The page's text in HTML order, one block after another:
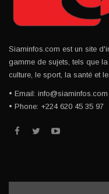
Siaminfos.com est un site
gamme de sujets, tels que
culture, le sport, la santé et
• Email: info@siaminfos.com
• Phone: +224 620 45 35 97